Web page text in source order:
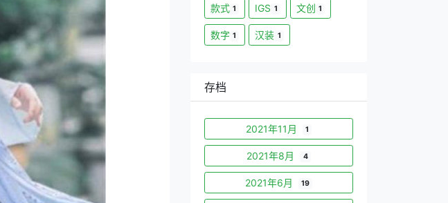
款式 1 IGS 1 文创 1
数字 1 汉装 1
存档
2021年11月 1
2021年8月 4
2021年6月 19